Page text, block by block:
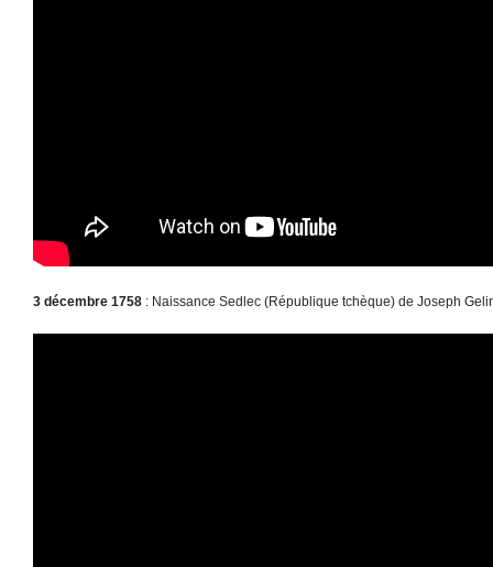
3 décembre 1758 : Naissance Sedlec (République tchèque) de Joseph